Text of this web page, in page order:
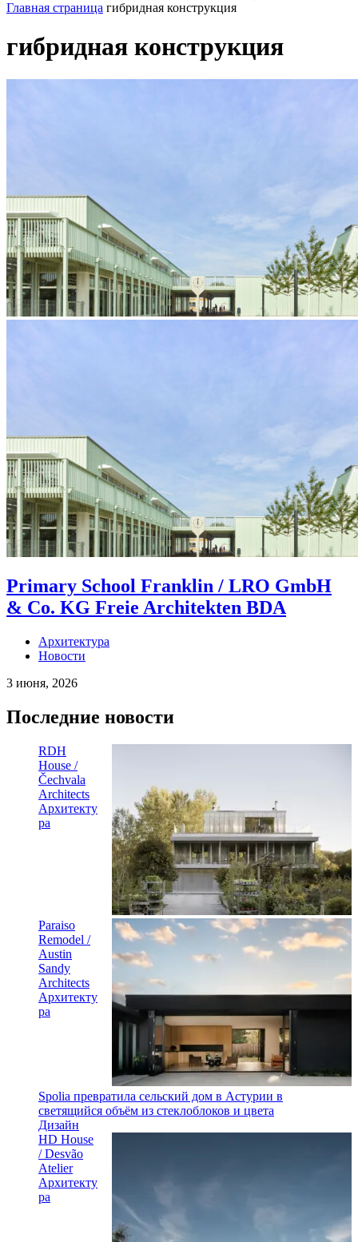
Главная страница гибридная конструкция
гибридная конструкция
Primary School Franklin / LRO GmbH
& Co. KG Freie Architekten BDA
Архитектура
Новости
3 июня, 2026
Последние новости
RDH
House /
Čechvala
Architects
Архитекту
ра
Paraiso
Remodel /
Austin
Sandy
Architects
Архитекту
ра
Spolia превратила сельский дом в Астурии в
светящийся объём из стеклоблоков и цвета
Дизайн
HD House
/ Desvão
Atelier
Архитекту
ра